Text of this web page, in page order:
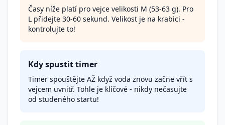
Časy níže platí pro vejce velikosti M (53-63 g). Pro
L přidejte 30-60 sekund. Velikost je na krabici -
kontrolujte to!
Kdy spustit timer
Timer spouštějte AŽ když voda znovu začne vřít s
vejcem uvnitř. Tohle je klíčové - nikdy nečasujte
od studeného startu!